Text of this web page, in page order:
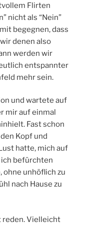
Flirten
nicht als “Nein”
begegnen, dass
denen also
werden wir
entspannter
mehr sein.
und wartete auf
mir auf einmal
Fast schon
Kopf und
hatte, mich auf
ich befürchten
ohne unhöflich zu
nach Hause zu
reden. Vielleicht